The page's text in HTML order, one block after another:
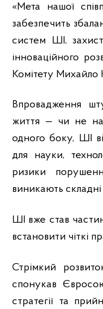
«Мета нашої
забезпечить
систем ШІ,
інноваційного
Комітету Михайло
Впровадження
життя — чи не
одного боку, ШІ
для науки,
ризики
виникають складні
ШІ вже став
встановити чіткі
Стрімкий
спонукав
стратегії та